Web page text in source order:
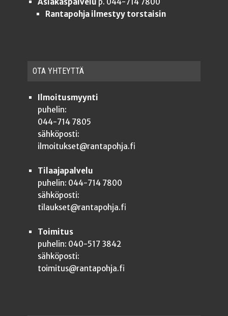
Rantapohja ilmestyy torstaisin
OTA YHTEYT­TÄ
Ilmoitusmyynti
puhelin:
044-714 7805
sähköposti:
ilmoitukset@rantapohja.fi
Tilaajapalvelu
puhelin: 044-714 7800
sähköposti:
tilaukset@rantapohja.fi
Toimitus
puhelin: 040-517 3842
sähköposti:
toimitus@rantapohja.fi